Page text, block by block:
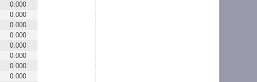
0.000
0.000
0.000
0.000
0.000
0.000
0.000
0.000